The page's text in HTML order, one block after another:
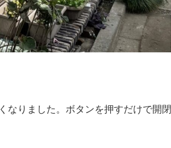
なりました。ボタンを押すだけで開閉